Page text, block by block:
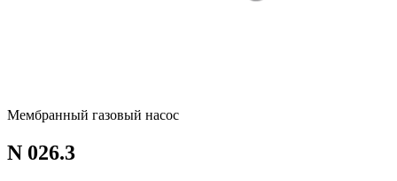
Мембранный газовый насос
N 026.3